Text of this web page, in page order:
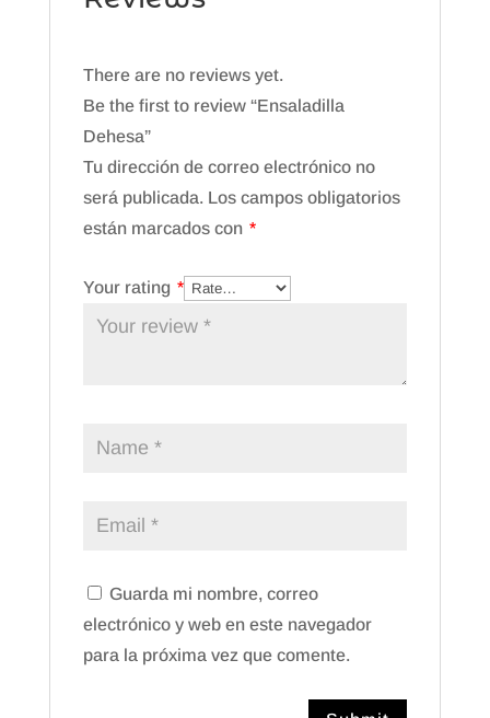
There are no reviews yet.
Be the first to review “Ensaladilla
Dehesa”
Tu dirección de correo electrónico no
será publicada. Los campos obligatorios
están marcados con *
Your rating *
Guarda mi nombre, correo
electrónico y web en este navegador
para la próxima vez que comente.